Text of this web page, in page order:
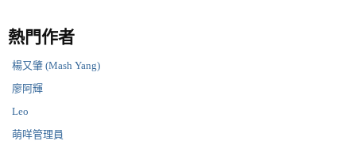
熱門作者
楊又肇 (Mash Yang)
廖阿輝
Leo
萌咩管理員